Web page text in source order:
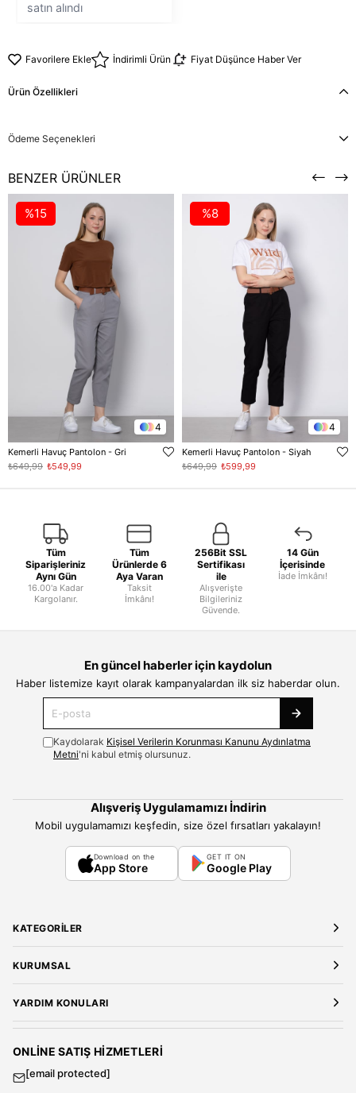
satın alındı
Favorilere Ekle İndirimli Ürün Fiyat Düşünce Haber Ver
Ürün Özellikleri
Ödeme Seçenekleri
BENZER ÜRÜNLER
4
Kemerli Havuç Pantolon - Gri
₺549,99
₺649,99
%15
4
Kemerli Havuç Pantolon - Siyah
₺599,99
₺649,99
%8
Tüm
Siparişleriniz
Aynı Gün
16.00'a Kadar
Kargolanır.
Tüm
Ürünlerde 6
Aya Varan
Taksit
İmkânı!
256Bit SSL
Sertifikası
ile
Alışverişte
Bilgileriniz
Güvende.
14 Gün
İçerisinde
İade İmkânı!
En güncel haberler için kaydolun
Haber listemize kayıt olarak kampanyalardan ilk siz haberdar olun.
Kaydolarak Kişisel Verilerin Korunması Kanunu Aydınlatma
Metni'ni kabul etmiş olursunuz.
Alışveriş Uygulamamızı İndirin
Mobil uygulamamızı keşfedin, size özel fırsatları yakalayın!
Download on the
App Store
GET IT ON
Google Play
KATEGORILER
Bluz
Gömlek
T-Shirt
Tulum
KURUMSAL
Mağazalarımız
Gizlilik ve Güvenlik
YARDIM KONULARI
Üyelik Sözleşmesi
Kargo ve Teslimat
Satış Sözleşmesi
Banka Hesap Bilgileri
ONLINE SATIŞ HIZMETLERI
[email protected]